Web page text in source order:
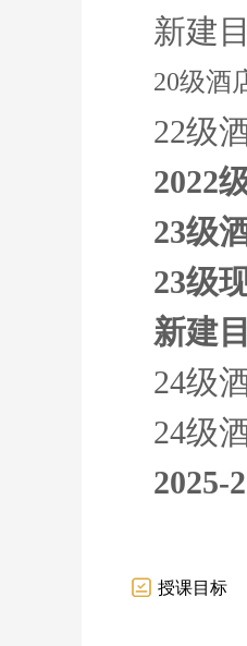
新建
20级酒
22级
2022
23级
23级
新建
24级
24级
2025-
授课目标